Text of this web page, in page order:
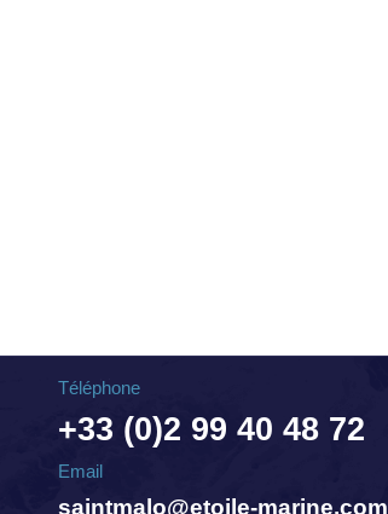
Téléphone
+33 (0)2 99 40 48 72
Email
saintmalo@etoile-marine.com